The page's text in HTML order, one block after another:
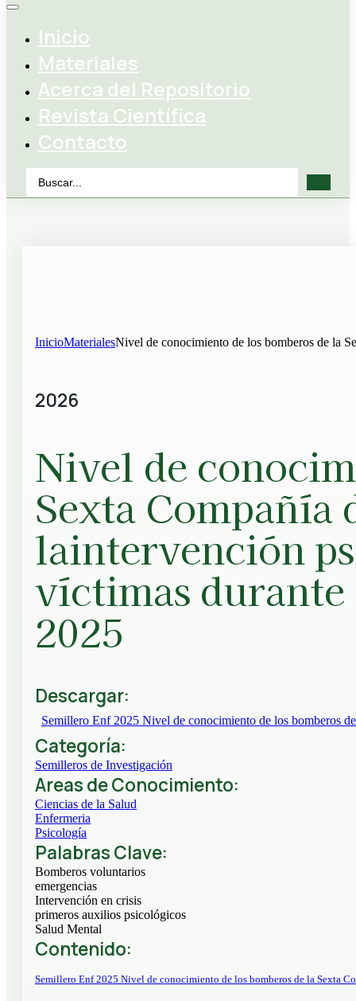
Inicio
Materiales
Acerca del Repositorio
Revista Científica
Contacto
InicioMaterialesNivel de conocimiento de los bomberos de la
2026
Nivel de
Sexta Compañía
laintervención
víctimas durante
2025
Descargar:
Semillero Enf 2025 Nivel de conocimiento de los bomberos
Categoría:
Semilleros de Investigación
Areas de Conocimiento:
Ciencias de la Salud
Enfermeria
Psicología
Palabras Clave:
Bomberos voluntarios
emergencias
Intervención en crisis
primeros auxilios psicológicos
Salud Mental
Contenido:
Semillero Enf 2025 Nivel de conocimiento de los bomberos de la Sexta